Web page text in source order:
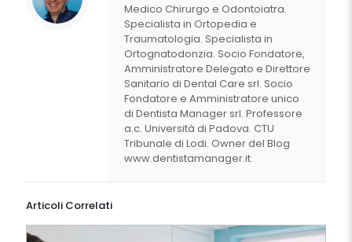
Medico Chirurgo e Odontoiatra.
Specialista in Ortopedia e
Traumatologia. Specialista in
Ortognatodonzia. Socio Fondatore,
Amministratore Delegato e Direttore
Sanitario di Dental Care srl. Socio
Fondatore e Amministratore unico
di Dentista Manager srl. Professore
a.c. Università di Padova. CTU
Tribunale di Lodi. Owner del Blog
www.dentistamanager.it.
Articoli Correlati